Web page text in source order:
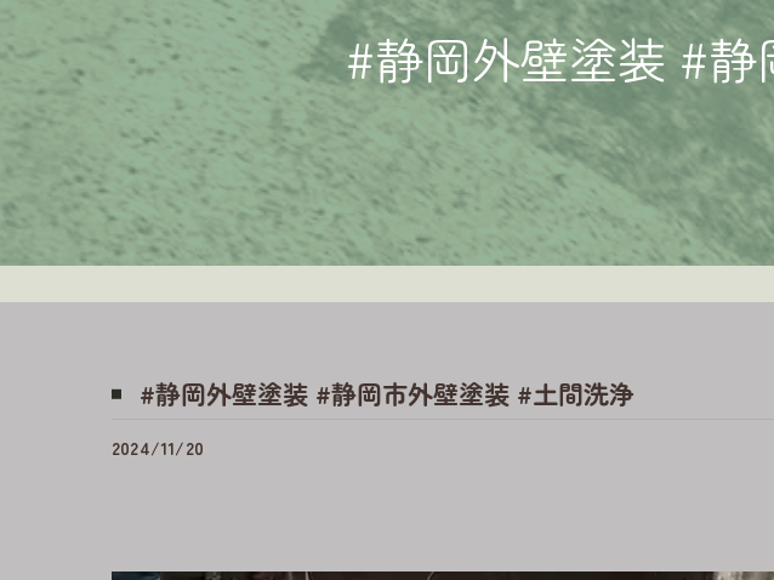
#静岡外壁塗装 #
#静岡外壁塗装 #静岡市外壁塗装 #土間洗浄
2024/11/20